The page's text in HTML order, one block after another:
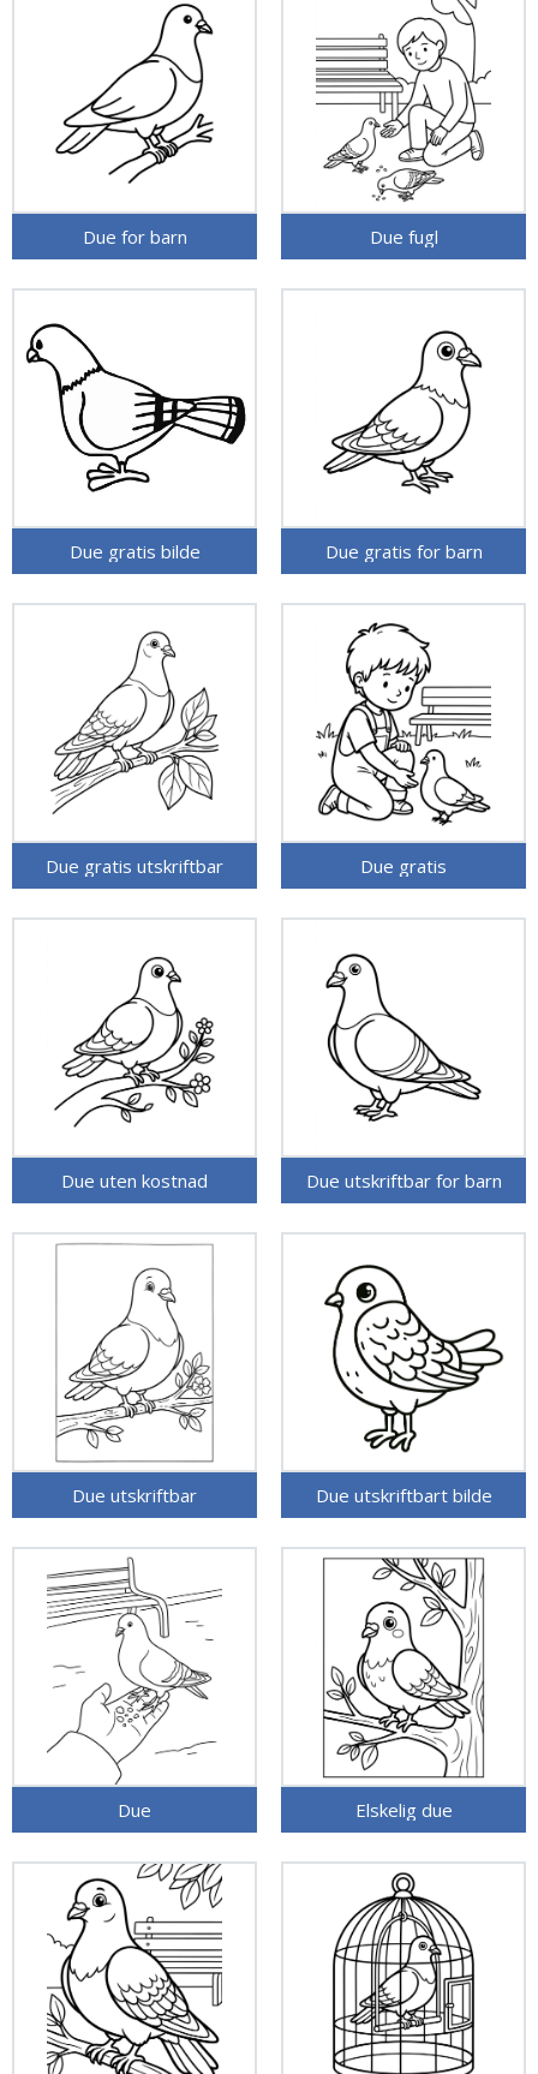
Due for barn Due fugl
Due gratis bilde Due gratis for barn
Due gratis utskriftbar Due gratis
Due uten kostnad Due utskriftbar for barn
Due utskriftbar Due utskriftbart bilde
Due Elskelig due